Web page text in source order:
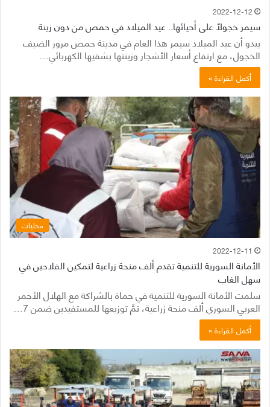
2022-12-12
سيمر خجولاً على أحيائها.. عيد الميلاد في حمص من دون زينة
يبدو أن عيد الميلاد سيمر هذا العام في مدينة حمص مرور الضيف
الخجول، مع ارتفاع أسعار الأشجار وزينتها بشقيها الكهربائي…
أكمل القراءة »
محليات
2022-12-11
الأمانة السورية للتنمية تقدم ألف منحة زراعية لتمكين الفلاحين في
سهل الغاب
سلمت الأمانة السورية للتنمية في حماة بالشراكة مع الهلال الأحمر
العربي السوري ألف منحة زراعية، تمَّ توزيعها للمستفيدين ضمن 7…
أكمل القراءة »